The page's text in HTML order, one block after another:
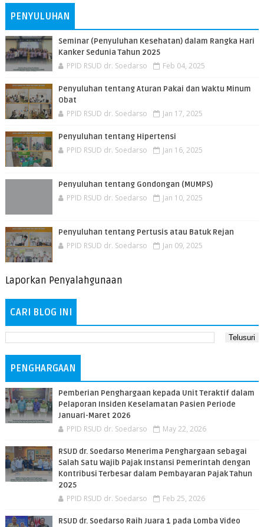
PENYULUHAN
Seminar (Penyuluhan Kesehatan) dalam Rangka Hari
Kanker Sedunia Tahun 2025
PPID RSUD dr. Soedarso Feb 04, 2025
Penyuluhan tentang Aturan Pakai dan Waktu Minum
Obat
PPID RSUD dr. Soedarso Jan 17, 2025
Penyuluhan tentang Hipertensi
PPID RSUD dr. Soedarso Jan 16, 2025
Penyuluhan tentang Gondongan (MUMPS)
PPID RSUD dr. Soedarso Jan 10, 2025
Penyuluhan tentang Pertusis atau Batuk Rejan
PPID RSUD dr. Soedarso Jan 09, 2025
Laporkan Penyalahgunaan
CARI BLOG INI
PENGHARGAAN
Pemberian Penghargaan kepada Unit Teraktif dalam
Pelaporan Insiden Keselamatan Pasien Periode
Januari-Maret 2026
PPID RSUD dr. Soedarso May 22, 2026
RSUD dr. Soedarso Menerima Penghargaan sebagai
Salah Satu Wajib Pajak Instansi Pemerintah dengan
Kontribusi Terbesar dalam Pembayaran Pajak Tahun
2025
PPID RSUD dr. Soedarso Feb 25, 2026
RSUD dr. Soedarso Raih Juara 1 pada Lomba Video